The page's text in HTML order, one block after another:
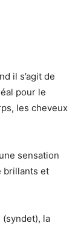
il s’agit de
pour le
les cheveux
sensation
brillants et
(syndet), la